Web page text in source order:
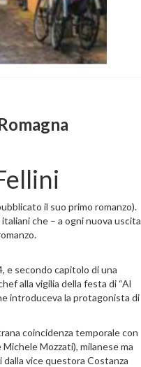
il suo primo romanzo).
che – a ogni nuova uscita
e secondo capitolo di una
alla vigilia della festa di “Al
introduceva la protagonista di
coincidenza temporale con
Mozzati), milanese ma
dalla vice questora Costanza